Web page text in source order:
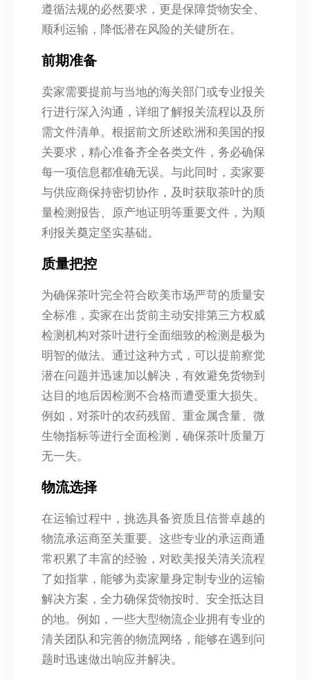
遵循法规的必然要求，更是保障货物安全、
顺利运输，降低潜在风险的关键所在。
前期准备
卖家需要提前与当地的海关部门或专业报关
行进行深入沟通，详细了解报关流程以及所
需文件清单。根据前文所述欧洲和美国的报
关要求，精心准备齐全各类文件，务必确保
每一项信息都准确无误。与此同时，卖家要
与供应商保持密切协作，及时获取茶叶的质
量检测报告、原产地证明等重要文件，为顺
利报关奠定坚实基础。
质量把控
为确保茶叶完全符合欧美市场严苛的质量安
全标准，卖家在出货前主动安排第三方权威
检测机构对茶叶进行全面细致的检测是极为
明智的做法。通过这种方式，可以提前察觉
潜在问题并迅速加以解决，有效避免货物到
达目的地后因检测不合格而遭受重大损失。
例如，对茶叶的农药残留、重金属含量、微
生物指标等进行全面检测，确保茶叶质量万
无一失。
物流选择
在运输过程中，挑选具备资质且信誉卓越的
物流承运商至关重要。这些专业的承运商通
常积累了丰富的经验，对欧美报关清关流程
了如指掌，能够为卖家量身定制专业的运输
解决方案，全力确保货物按时、安全抵达目
的地。例如，一些大型物流企业拥有专业的
清关团队和完善的物流网络，能够在遇到问
题时迅速做出响应并解决。